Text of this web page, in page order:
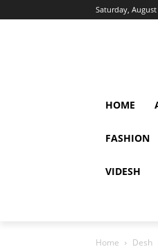
Saturday, August
HOME
FASHION
VIDESH
Home Desh